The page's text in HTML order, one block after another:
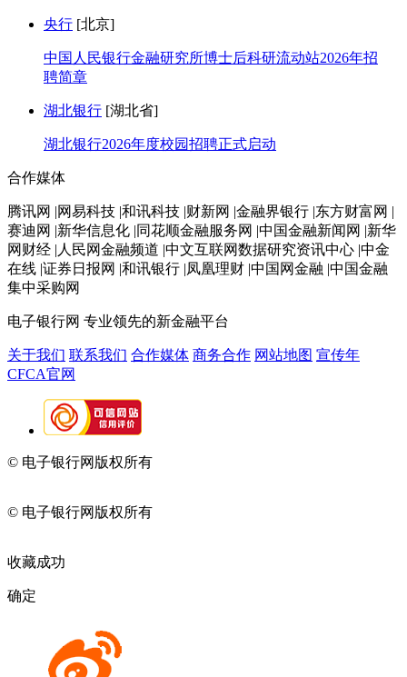
央行 [北京]
中国人民银行金融研究所博士后科研流动站2026年招
聘简章
湖北银行 [湖北省]
湖北银行2026年度校园招聘正式启动
合作媒体
腾讯网 |网易科技 |和讯科技 |财新网 |金融界银行 |东方财富网 |
赛迪网 |新华信息化 |同花顺金融服务网 |中国金融新闻网 |新华
网财经 |人民网金融频道 |中文互联网数据研究资讯中心 |中金
在线 |证券日报网 |和讯银行 |凤凰理财 |中国网金融 |中国金融
集中采购网
电子银行网 专业领先的新金融平台
关于我们 联系我们 合作媒体 商务合作 网站地图 宣传年
CFCA官网
© 电子银行网版权所有
© 电子银行网版权所有
收藏成功
确定